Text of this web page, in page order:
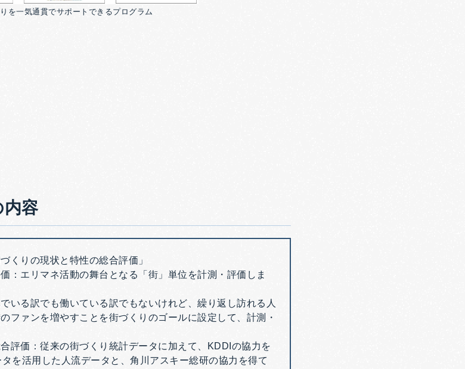
を一気通貫でサポートできるプログラム
内容
くりの現状と特性の総合評価」
：エリマネ活動の舞台となる「街」単位を計測・評価しま
いる訳でも働いている訳でもないけれど、繰り返し訪れる人
ファンを増やすことを街づくりのゴールに設定して、計測・
評価：従来の街づくり統計データに加えて、KDDIの協力を
を活用した人流データと、角川アスキー総研の協力を得て